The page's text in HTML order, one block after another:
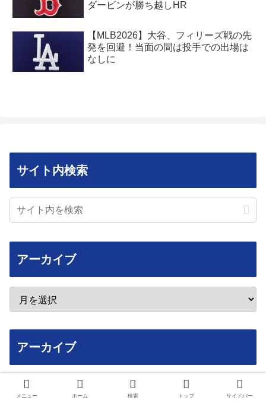
ダービンが勝ち越しHR
【MLB2026】大谷、フィリーズ戦の先
発を回避！当面の間は投手での出場は
なしに
サイト内検索
アーカイブ
アーカイブ
メニュー ホーム 検索 トップ サイドバー